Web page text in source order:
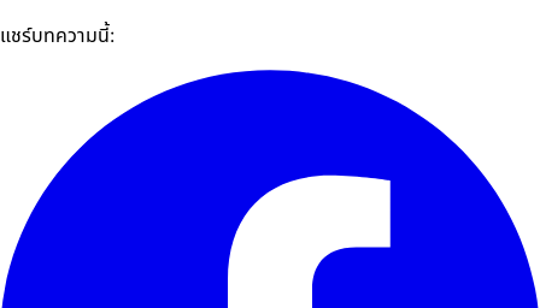
แชร์บทความนี้: